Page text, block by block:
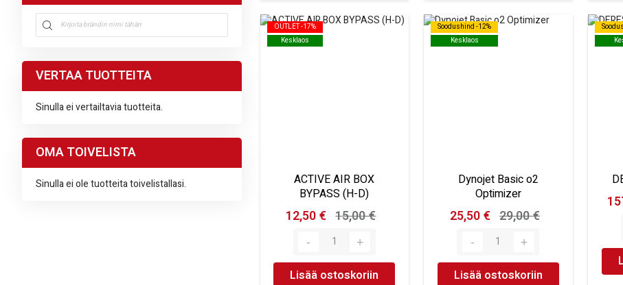
OUTLET -17%
Kesklaos
OUTLET -17%
Kesklaos
ACTIVE AIR BOX
BYPASS (H-D)
12,50 € 15,00 €
Lisää ostoskoriin
Soodushind -12%
Kesklaos
Soodushind -12%
Kesklaos
Dynojet Basic o2
Optimizer
25,50 € 29,00 €
Lisää ostoskoriin
VERTAA TUOTTEITA
Sinulla ei vertailtavia tuotteita.
OMA TOIVELISTA
Sinulla ei ole tuotteita toivelistallasi.